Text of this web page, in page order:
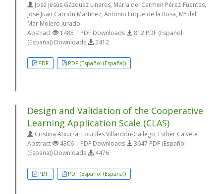
José Jesús Gázquez Linares, María del Carmen Pérez-Fuentes,
José Juan Carrión Martínez, Antonio Luque de la Rosa, Mª del
Mar Molero Jurado
Abstract
1485 | PDF Downloads
812 PDF (Español
(España)) Downloads
2412
PDF PDF (Español (España))
Design and Validation of the Cooperative
Learning Application Scale (CLAS)
Cristina Atxurra, Lourdes Villardón-Gallego, Esther Calvete
Abstract
4306 | PDF Downloads
3647 PDF (Español
(España)) Downloads
4476
PDF PDF (Español (España))